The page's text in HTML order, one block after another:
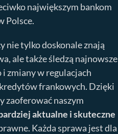
największym bankom
Polsce.
nie tylko doskonale znają
ale także śledzą najnowsze
zmiany w regulacjach
frankowych. Dzięki
zaoferować naszym
aktualne i skuteczne
Każda sprawa jest dla